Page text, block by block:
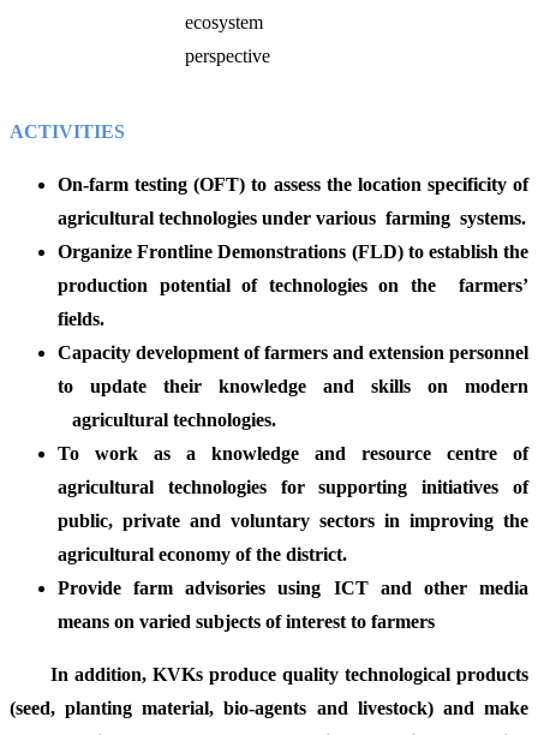
ecosystem
perspective
ACTIVITIES
On-farm testing (OFT) to assess the location specificity of
agricultural technologies under various farming systems.
Organize Frontline Demonstrations (FLD) to establish the
production potential of technologies on the farmers’
fields.
Capacity development of farmers and extension personnel
to update their knowledge and skills on modern
agricultural technologies.
To work as a knowledge and resource centre of
agricultural technologies for supporting initiatives of
public, private and voluntary sectors in improving the
agricultural economy of the district.
Provide farm advisories using ICT and other media
means on varied subjects of interest to farmers
In addition, KVKs produce quality technological products
(seed, planting material, bio-agents and livestock) and make